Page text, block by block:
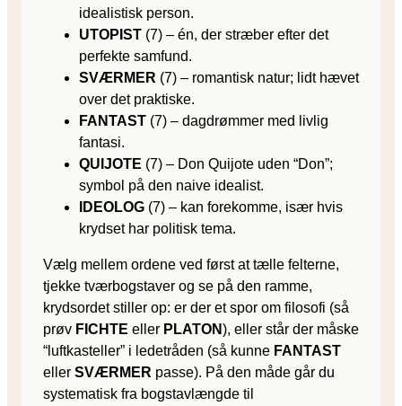
idealistisk person.
UTOPIST (7) – én, der stræber efter det
perfekte samfund.
SVÆRMER (7) – romantisk natur; lidt hævet
over det praktiske.
FANTAST (7) – dagdrømmer med livlig
fantasi.
QUIJOTE (7) – Don Quijote uden “Don”;
symbol på den naive idealist.
IDEOLOG (7) – kan forekomme, især hvis
krydset har politisk tema.
Vælg mellem ordene ved først at tælle felterne,
tjekke tværbogstaver og se på den ramme,
krydsordet stiller op: er der et spor om filosofi (så
prøv FICHTE eller PLATON), eller står der måske
“luftkasteller” i ledetråden (så kunne FANTAST
eller SVÆRMER passe). På den måde går du
systematisk fra bogstavlængde til